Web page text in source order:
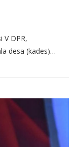
V DPR,
desa (kades)…